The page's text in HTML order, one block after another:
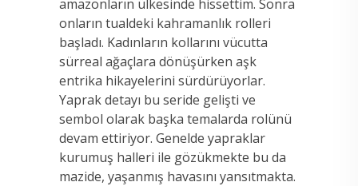
amazonların ülkesinde hissettim. Sonra
onların tualdeki kahramanlık rolleri
başladı. Kadınların kollarını vücutta
sürreal ağaçlara dönüşürken aşk
entrika hikayelerini sürdürüyorlar.
Yaprak detayı bu seride gelişti ve
sembol olarak başka temalarda rolünü
devam ettiriyor. Genelde yapraklar
kurumuş halleri ile gözükmekte bu da
mazide, yaşanmış havasını yansıtmakta.